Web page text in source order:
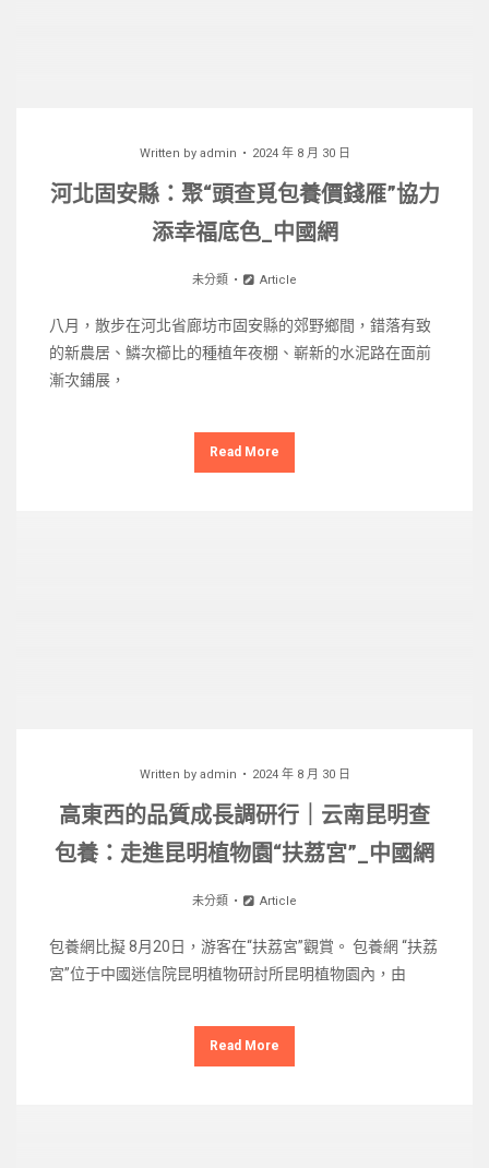
Written by admin 2024 年 8 月 30 日
河北固安縣：聚“頭查覓包養價錢雁”協力
添幸福底色_中國網
未分類 Article
八月，散步在河北省廊坊市固安縣的郊野鄉間，錯落有致
的新農居、鱗次櫛比的種植年夜棚、嶄新的水泥路在面前
漸次鋪展，
Read More
Written by admin 2024 年 8 月 30 日
高東西的品質成長調研行｜云南昆明查
包養：走進昆明植物園“扶荔宮”_中國網
未分類 Article
包養網比擬 8月20日，游客在“扶荔宮”觀賞。 包養網 “扶荔
宮”位于中國迷信院昆明植物研討所昆明植物園內，由
Read More